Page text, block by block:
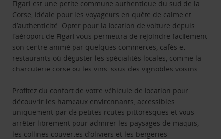
Figari est une petite commune authentique du sud de la
Corse, idéale pour les voyageurs en quête de calme et
d’authenticité. Opter pour la location de voiture depuis
l’aéroport de Figari vous permettra de rejoindre facilement
son centre animé par quelques commerces, cafés et
restaurants où déguster les spécialités locales, comme la
charcuterie corse ou les vins issus des vignobles voisins.
Profitez du confort de votre véhicule de location pour
découvrir les hameaux environnants, accessibles
uniquement par de petites routes pittoresques et vous
arrêter librement pour admirer les paysages de maquis,
les collines couvertes d’oliviers et les bergeries